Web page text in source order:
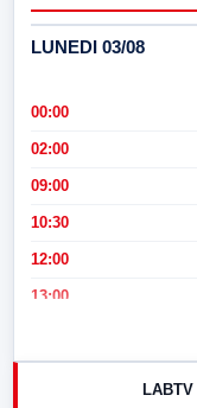
LUNEDI 03/08
00:00
02:00
09:00
10:30
12:00
13:00
LABTV